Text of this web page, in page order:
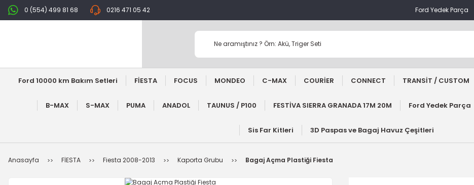
0 (554) 499 81 68 0216 471 05 42 Ford Yedek Parça
Ford 10000 km Bakım Setleri FİESTA FOCUS MONDEO C-MAX COURİER CONNECT TRANSİT / CUSTOM
B-MAX S-MAX PUMA ANADOL TAUNUS / P100 FESTİVA SIERRA GRANADA 17M 20M Ford Yedek Parça
Sis Far Kitleri 3D Paspas ve Bagaj Havuz Çeşitleri
Anasayfa FİESTA Fiesta 2008-2013 Kaporta Grubu Bagaj Açma Plastiği Fiesta